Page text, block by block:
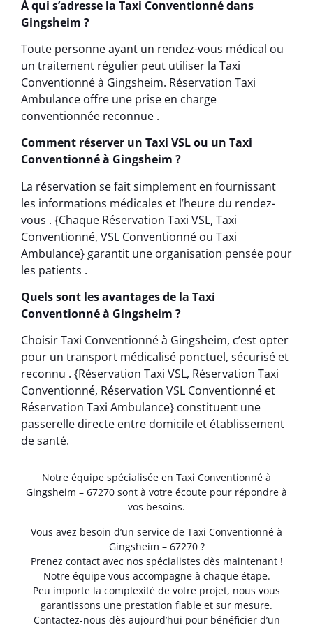
À qui s’adresse la Taxi Conventionné dans
Gingsheim ?
Toute personne ayant un rendez-vous médical ou
un traitement régulier peut utiliser la Taxi
Conventionné à Gingsheim. Réservation Taxi
Ambulance offre une prise en charge
conventionnée reconnue .
Comment réserver un Taxi VSL ou un Taxi
Conventionné à Gingsheim ?
La réservation se fait simplement en fournissant
les informations médicales et l’heure du rendez-
vous . {Chaque Réservation Taxi VSL, Taxi
Conventionné, VSL Conventionné ou Taxi
Ambulance} garantit une organisation pensée pour
les patients .
Quels sont les avantages de la Taxi
Conventionné à Gingsheim ?
Choisir Taxi Conventionné à Gingsheim, c’est opter
pour un transport médicalisé ponctuel, sécurisé et
reconnu . {Réservation Taxi VSL, Réservation Taxi
Conventionné, Réservation VSL Conventionné et
Réservation Taxi Ambulance} constituent une
passerelle directe entre domicile et établissement
de santé.
Notre équipe spécialisée en Taxi Conventionné à
Gingsheim – 67270 sont à votre écoute pour répondre à
vos besoins.
Vous avez besoin d’un service de Taxi Conventionné à
Gingsheim – 67270 ?
Prenez contact avec nos spécialistes dès maintenant !
Notre équipe vous accompagne à chaque étape.
Peu importe la complexité de votre projet, nous vous
garantissons une prestation fiable et sur mesure.
Contactez-nous dès aujourd’hui pour bénéficier d’un